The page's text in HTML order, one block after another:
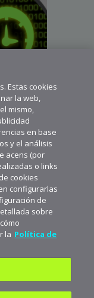
Estas cookies
la web,
mismo,
en base
y el análisis
acens (por
o links
cookies
configurarlas
de
sobre
la Política de